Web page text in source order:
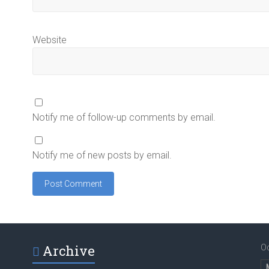
Website
Notify me of follow-up comments by email.
Notify me of new posts by email.
Archive